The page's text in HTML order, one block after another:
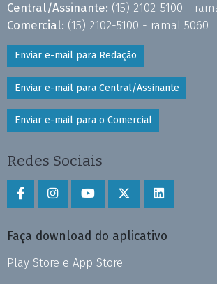
Central/Assinante: (15) 2102-5100 -
Comercial: (15) 2102-5100 - ramal 5060
Enviar e-mail para Redação
Enviar e-mail para Central/Assinante
Enviar e-mail para o Comercial
Redes Sociais
Faça download do aplicativo
Play Store e App Store